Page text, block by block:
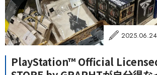
2025.06.24
PlayStation™ Official